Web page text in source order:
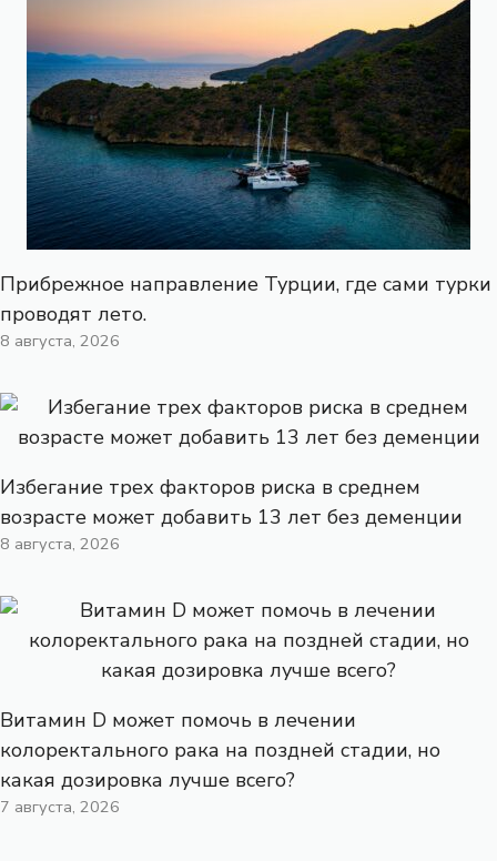
Прибрежное направление Турции, где сами турки
проводят лето.
8 августа, 2026
Избегание трех факторов риска в среднем
возрасте может добавить 13 лет без деменции
8 августа, 2026
Витамин D может помочь в лечении
колоректального рака на поздней стадии, но
какая дозировка лучше всего?
7 августа, 2026